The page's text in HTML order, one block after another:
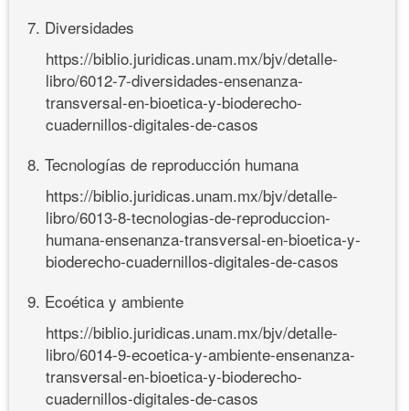
7. Diversidades
https://biblio.juridicas.unam.mx/bjv/detalle-
libro/6012-7-diversidades-ensenanza-
transversal-en-bioetica-y-bioderecho-
cuadernillos-digitales-de-casos
8. Tecnologías de reproducción humana
https://biblio.juridicas.unam.mx/bjv/detalle-
libro/6013-8-tecnologias-de-reproduccion-
humana-ensenanza-transversal-en-bioetica-y-
bioderecho-cuadernillos-digitales-de-casos
9. Ecoética y ambiente
https://biblio.juridicas.unam.mx/bjv/detalle-
libro/6014-9-ecoetica-y-ambiente-ensenanza-
transversal-en-bioetica-y-bioderecho-
cuadernillos-digitales-de-casos